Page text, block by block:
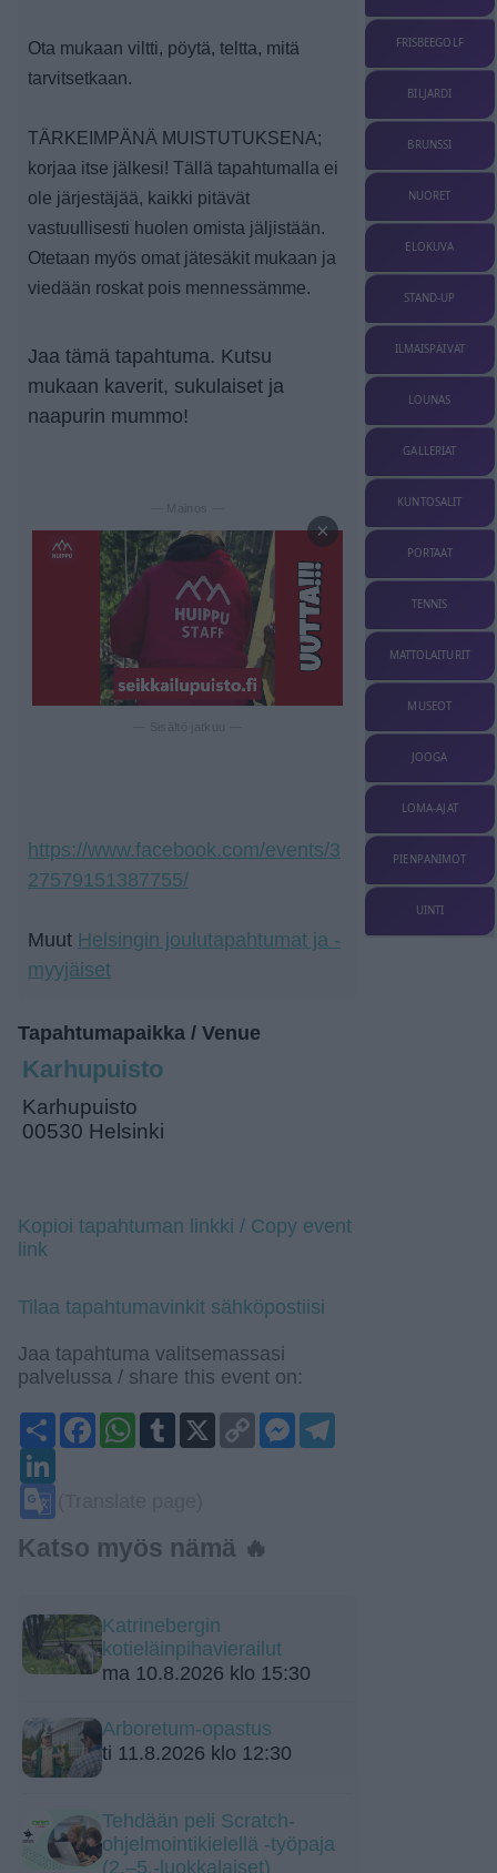
Ota mukaan viltti, pöytä, teltta, mitä
tarvitsetkaan.
TÄRKEIMPÄNÄ MUISTUTUKSENA;
korjaa itse jälkesi! Tällä tapahtumalla ei
ole järjestäjää, kaikki pitävät
vastuullisesti huolen omista jäljistään.
Otetaan myös omat jätesäkit mukaan ja
viedään roskat pois mennessämme.
Jaa tämä tapahtuma. Kutsu
mukaan kaverit, sukulaiset ja
naapurin mummo!
— Mainos —
×
https://www.facebook.com/events/3
27579151387755/
Muut Helsingin joulutapahtumat ja -
myyjäiset
Tapahtumapaikka / Venue
Karhupuisto
Karhupuisto
00530 Helsinki
Kopioi tapahtuman linkki / Copy event
link
Tilaa tapahtumavinkit sähköpostiisi
Jaa tapahtuma valitsemassasi
palvelussa / share this event on:
ShareFacebookWhatsApp
Tumblr
X
Copy
Link
Messenger
Katso myös nämä 🔥
Katrinebergin
kotieläinpihavierailut
ma 10.8.2026 klo 15:30
Arboretum-opastus
ti 11.8.2026 klo 12:30
Tehdään peli Scratch-
ohjelmointikielellä -työpaja
(2.–5.-luokkalaiset)
FRISBEEGOLF
BILJARDI
BRUNSSI
NUORET
ELOKUVA
STAND-UP
ILMAISPÄIVÄT
LOUNAS
GALLERIAT
KUNTOSALIT
PORTAAT
TENNIS
MATTOLAITURIT
MUSEOT
JOOGA
LOMA-AJAT
PIENPANIMOT
UINTI